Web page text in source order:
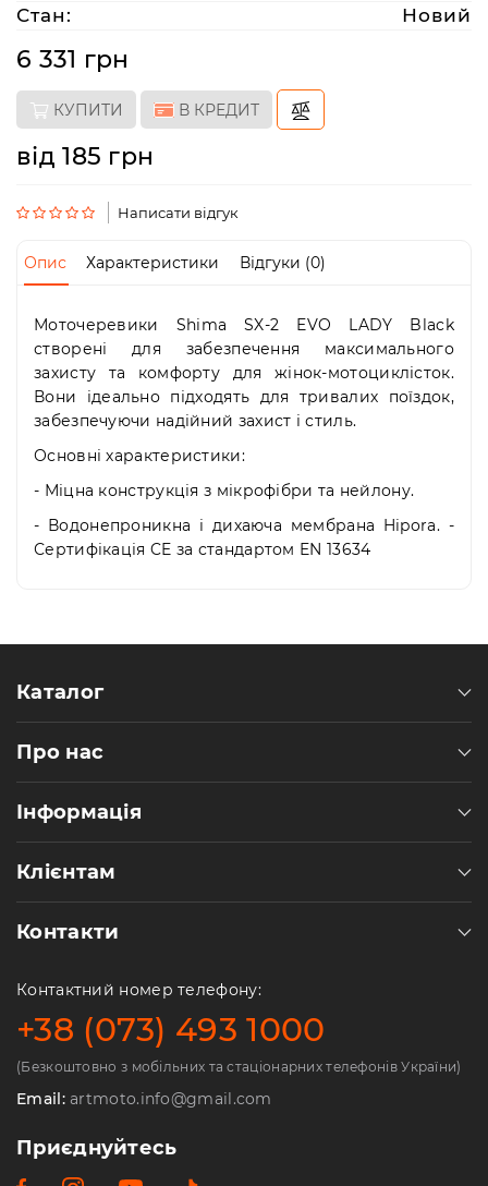
212
08
76
artmoto.info@gmail.com
Режим
Пн-
09:00
-
Сб
10:00
-
19:00
Нд
-
вихідний
Стан:
Новий
6 331 грн
КУПИТИ В КРЕДИТ
від 185 грн
Написати відгук
Опис Характеристики Відгуки (0)
Моточеревики Shima SX-2 EVO LADY Black
створені для забезпечення максимального
захисту та комфорту для жінок-мотоциклісток.
Вони ідеально підходять для тривалих поїздок,
забезпечуючи надійний захист і стиль.
Основні характеристики:
- Міцна конструкція з мікрофібри та нейлону.
- Водонепроникна і дихаюча мембрана Hipora. -
Сертифікація CE за стандартом EN 13634
Каталог
Про нас
Інформація
Клієнтам
Контакти
Контактний номер телефону:
+38 (073) 493 1000
(Безкоштовно з мобільних та стаціонарних телефонів України)
Email:artmoto.info@gmail.com
Приєднуйтесь